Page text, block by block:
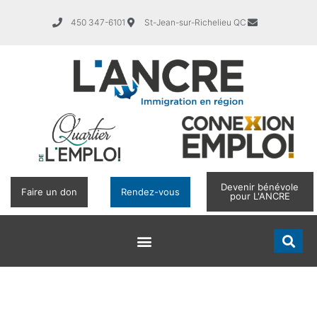
450 347-6101 St-Jean-sur-Richelieu QC
Faire un don Rendez-vous
Devenir bénévole
pour L'ANCRE